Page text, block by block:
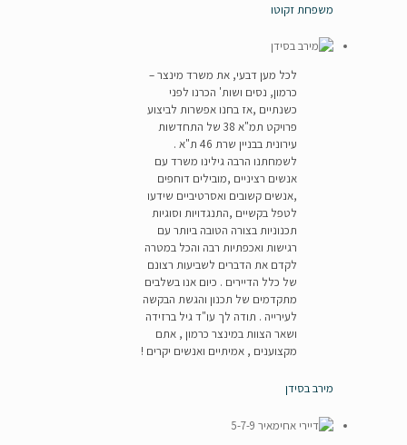
משפחת זקוטו
לכל מען דבעי, את משרד מינצר –
כרמון, נסים ושות' הכרנו לפני
כשנתיים ,אז בחנו אפשרות לביצוע
פרויקט תמ"א 38 של התחדשות
עירונית בבניין שרת 46 ת"א .
לשמחתנו הרבה גילינו משרד עם
אנשים רציניים ,מובילים דוחפים
,אנשים קשובים ואסרטיביים שידעו
לטפל בקשיים ,התנגדויות וסוגיות
תכנוניות בצורה הטובה ביותר עם
רגישות ואכפתיות רבה והכל במטרה
לקדם את הדברים לשביעות רצונם
של כלל הדיירים . כיום אנו בשלבים
מתקדמים של תכנון והגשת הבקשה
לעירייה . תודה לך עו"ד גיל ברזידה
ושאר הצוות במינצר כרמון , אתם
מקצוענים , אמיתיים ואנשים יקרים !
מירב בסידן